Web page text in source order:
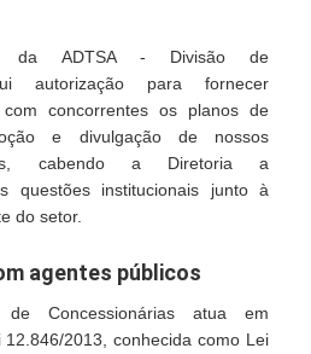
da ADTSA - Divisão de
autorização para fornecer
concorrentes os planos de
e divulgação de nossos
cabendo a Diretoria a
questões institucionais junto à
do setor.
agentes públicos
Concessionárias atua em
2013, conhecida como Lei